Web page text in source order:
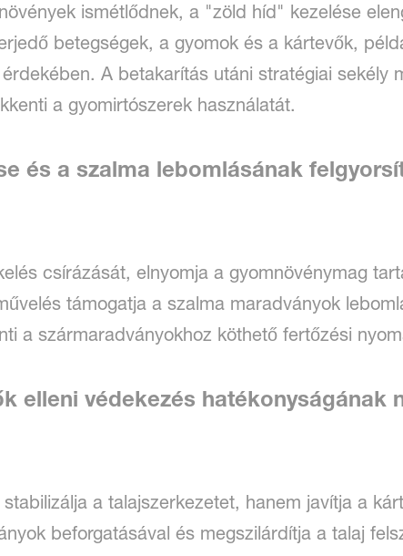
ismétlődnek, a "zöld híd" kezelése
betegségek, a gyomok és a kártevők,
A betakarítás utáni stratégiai sekély
a gyomirtószerek használatát.
és a szalma lebomlásának
csírázását, elnyomja a gyomnövénymag
támogatja a szalma maradványok
a szármaradványokhoz köthető fertőzési
elleni védekezés hatékonyságának
a talajszerkezetet, hanem javítja a
beforgatásával és megszilárdítja a talaj